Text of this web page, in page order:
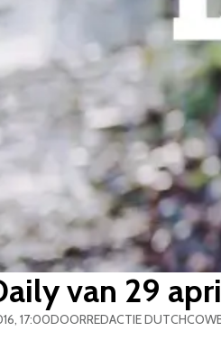
van 29
17:00DOORREDACTIE